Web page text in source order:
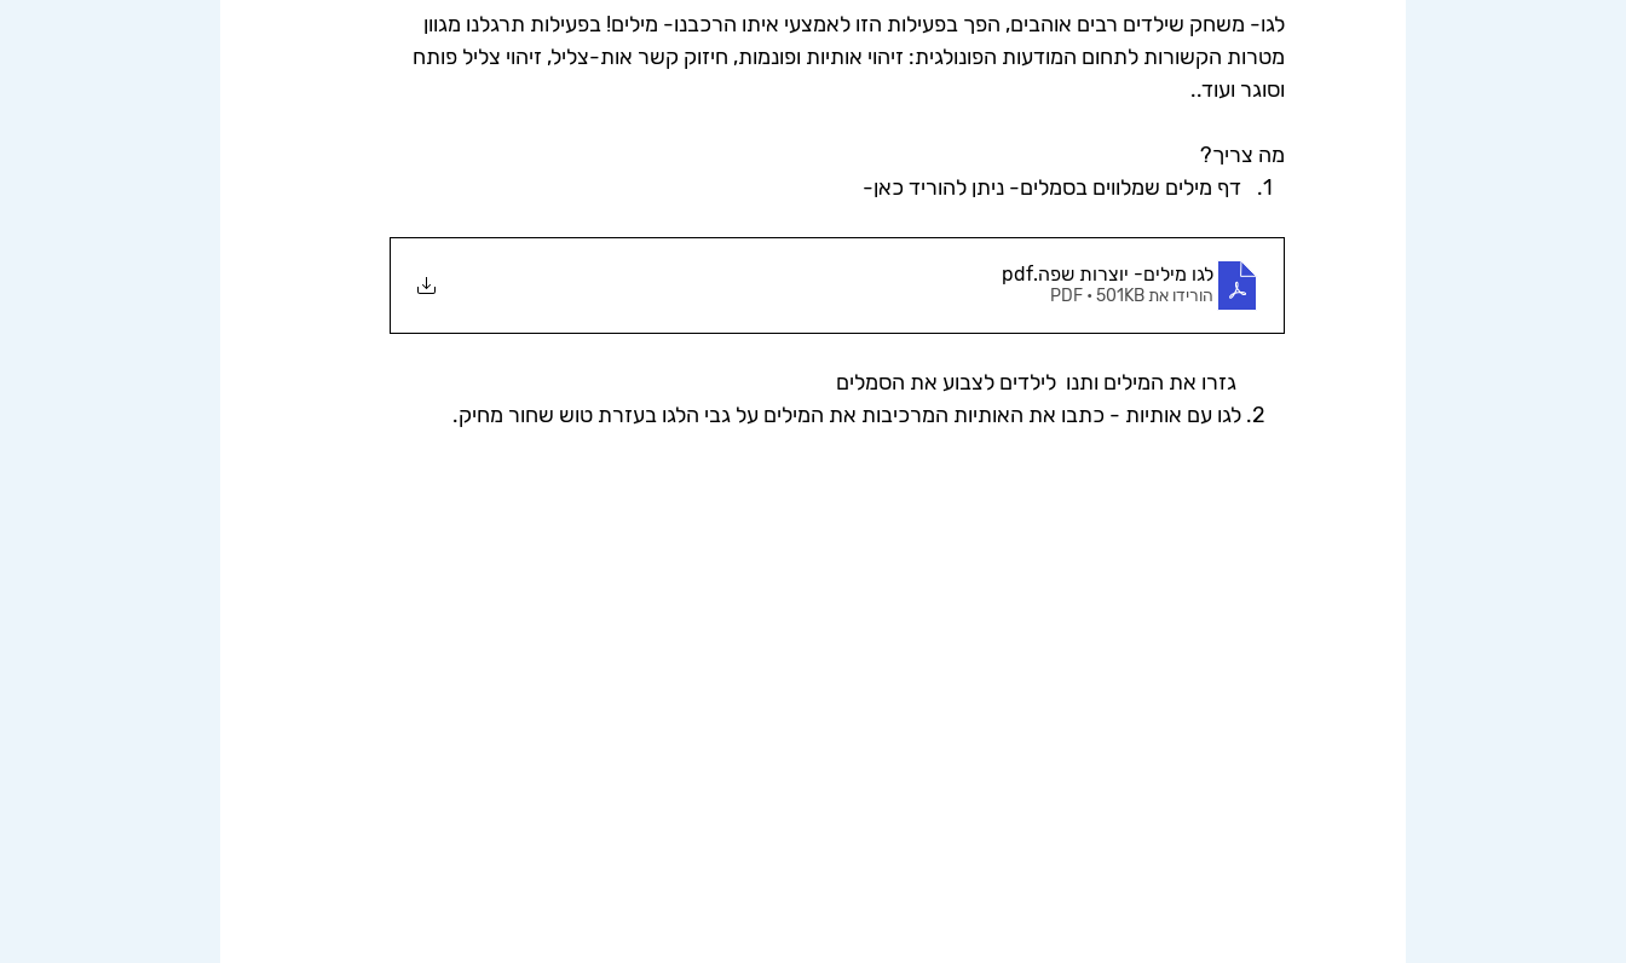
לגו- משחק שילדים רבים אוהבים, הפך בפעילות הזו לאמצעי איתו הרכבנו- מילים! בפעילות תרגלנו מגוון
מטרות הקשורות לתחום המודעות הפונולגית: זיהוי אותיות ופונמות, חיזוק קשר אות-צליל, זיהוי צליל פותח
וסוגר ועוד..
מה צריך?
דף מילים שמלווים בסמלים- ניתן להוריד כאן-
לגו מילים- יוצרות שפה.pdf
הורידו את PDF • 501KB